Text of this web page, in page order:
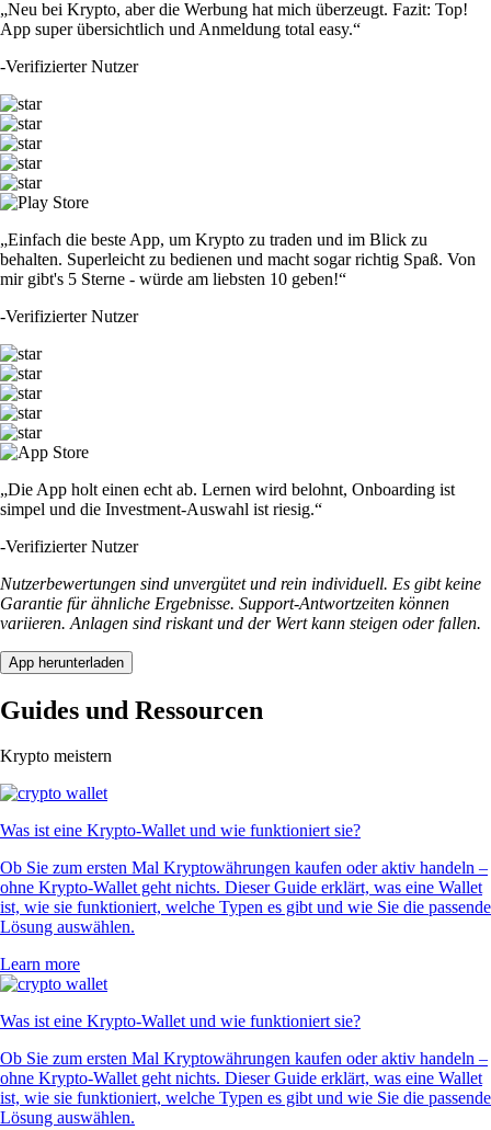
„Neu bei Krypto, aber die Werbung hat mich überzeugt. Fazit: Top!
App super übersichtlich und Anmeldung total easy.“
-Verifizierter Nutzer
„Einfach die beste App, um Krypto zu traden und im Blick zu
behalten. Superleicht zu bedienen und macht sogar richtig Spaß. Von
mir gibt's 5 Sterne - würde am liebsten 10 geben!“
-Verifizierter Nutzer
„Die App holt einen echt ab. Lernen wird belohnt, Onboarding ist
simpel und die Investment-Auswahl ist riesig.“
-Verifizierter Nutzer
Nutzerbewertungen sind unvergütet und rein individuell. Es gibt keine
Garantie für ähnliche Ergebnisse. Support-Antwortzeiten können
variieren. Anlagen sind riskant und der Wert kann steigen oder fallen.
App herunterladen
Guides und Ressourcen
Krypto meistern
Was ist eine Krypto-Wallet und wie funktioniert sie?
Ob Sie zum ersten Mal Kryptowährungen kaufen oder aktiv handeln –
ohne Krypto-Wallet geht nichts. Dieser Guide erklärt, was eine Wallet
ist, wie sie funktioniert, welche Typen es gibt und wie Sie die passende
Lösung auswählen.
Learn more
Was ist eine Krypto-Wallet und wie funktioniert sie?
Ob Sie zum ersten Mal Kryptowährungen kaufen oder aktiv handeln –
ohne Krypto-Wallet geht nichts. Dieser Guide erklärt, was eine Wallet
ist, wie sie funktioniert, welche Typen es gibt und wie Sie die passende
Lösung auswählen.